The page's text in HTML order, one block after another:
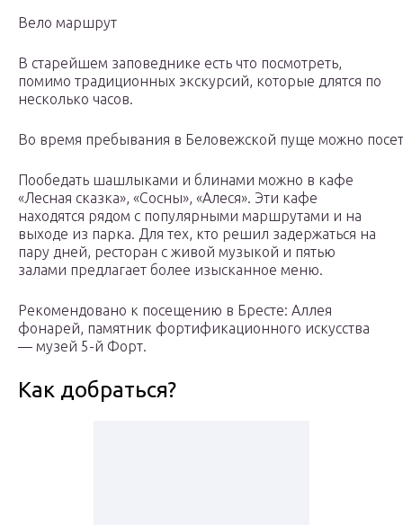
Вело маршрут
В старейшем заповеднике есть что посмотреть,
помимо традиционных экскурсий, которые длятся по
несколько часов.
Во время пребывания в Беловежской пуще можно
Пообедать шашлыками и блинами можно в кафе
«Лесная сказка», «Сосны», «Алеся». Эти кафе
находятся рядом с популярными маршрутами и на
выходе из парка. Для тех, кто решил задержаться на
пару дней, ресторан с живой музыкой и пятью
залами предлагает более изысканное меню.
Рекомендовано к посещению в Бресте: Аллея
фонарей, памятник фортификационного искусства
— музей 5-й Форт.
Как добраться?